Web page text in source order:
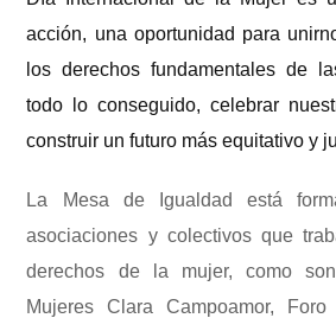
acción, una oportunidad para
los derechos fundamentales de
todo lo conseguido, celebrar
construir un futuro más equitativo y
La Mesa de Igualdad está
asociaciones y colectivos que
derechos de la mujer, como
Mujeres Clara Campoamor,